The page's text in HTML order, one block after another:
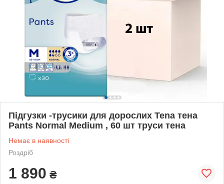
Підгузки -трусики для дорослих Tena тена
Pants Normal Medium , 60 шт труси тена
Немає в наявності
Роздріб
1 890 ₴